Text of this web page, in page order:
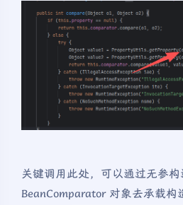
关键调用此处，可以通过无参
BeanComparator 对象去承载构